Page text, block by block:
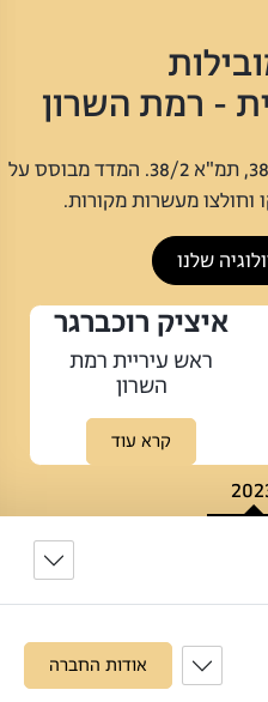
- רמת השרון
אלו היזמים המובילים בתמ"א 38/1, תמ"א 38/2. המדד מבוסס על
וחולצו מעשרות מקורות.
שלנו
איציק רוכברגר
ראש עיריית רמת
השרון
קרא עוד
אודות החברה